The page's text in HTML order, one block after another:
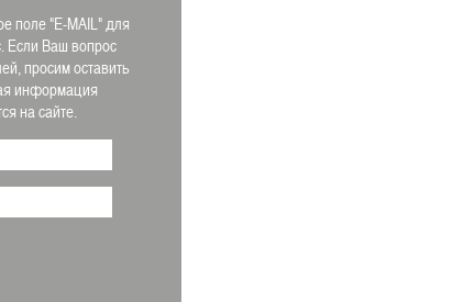
поле "E-MAIL" для
Если Ваш вопрос
просим оставить
информация
на сайте.